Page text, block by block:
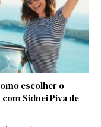
escolher o
Sidnei Piva de